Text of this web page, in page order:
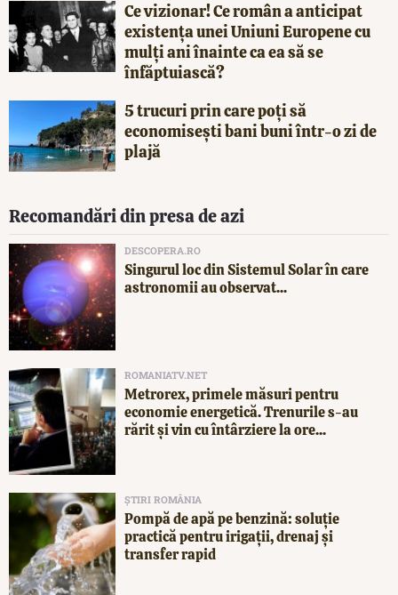
Ce vizionar! Ce român a anticipat
existența unei Uniuni Europene cu
mulți ani înainte ca ea să se
înfăptuiască?
5 trucuri prin care poți să
economisești bani buni într-o zi de
plajă
Recomandări din presa de azi
DESCOPERA.RO
Singurul loc din Sistemul Solar în care
astronomii au observat...
ROMANIATV.NET
Metrorex, primele măsuri pentru
economie energetică. Trenurile s-au
rărit și vin cu întârziere la ore...
ȘTIRI ROMÂNIA
Pompă de apă pe benzină: soluție
practică pentru irigații, drenaj și
transfer rapid